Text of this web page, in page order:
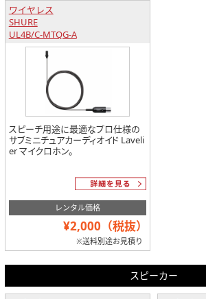
ワイヤレス
SHURE
UL4B/C-MTQG-A
スピーチ用途に最適なプロ仕様の
サブミニチュアカーディオイド Laveli
er マイクロホン。
レンタル価格
¥2,000（税抜）
※送料別途お見積り
スピーカー